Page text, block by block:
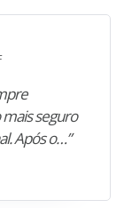
seguro
Após o…”